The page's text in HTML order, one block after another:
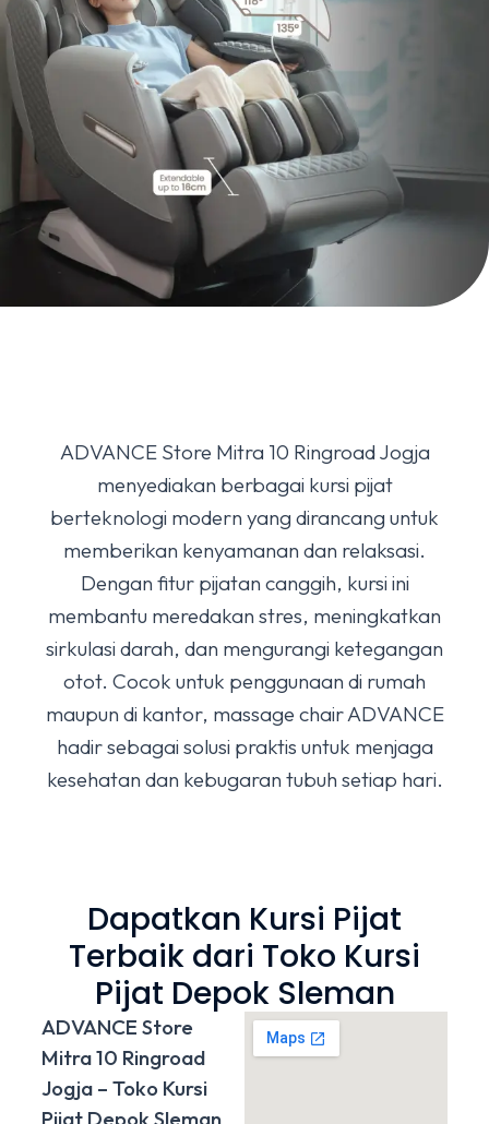
ADVANCE Store Mitra 10 Ringroad Jogja
menyediakan berbagai kursi pijat
berteknologi modern yang dirancang untuk
memberikan kenyamanan dan relaksasi.
Dengan fitur pijatan canggih, kursi ini
membantu meredakan stres, meningkatkan
sirkulasi darah, dan mengurangi ketegangan
otot. Cocok untuk penggunaan di rumah
maupun di kantor, massage chair ADVANCE
hadir sebagai solusi praktis untuk menjaga
kesehatan dan kebugaran tubuh setiap hari.
Dapatkan Kursi Pijat
Terbaik dari Toko Kursi
Pijat Depok Sleman
ADVANCE Store
Mitra 10 Ringroad
Jogja – Toko Kursi
Pijat Depok Sleman